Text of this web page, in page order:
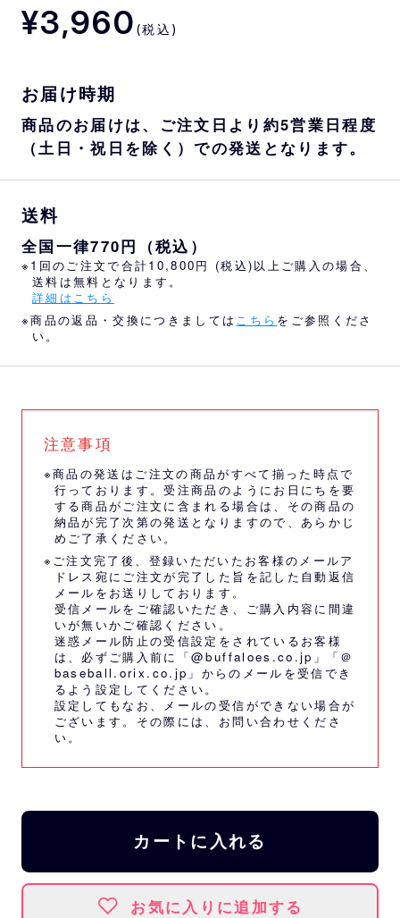
¥3,960 (税込)
お届け時期
商品のお届けは、ご注文日より約5営業日程度
（土日・祝日を除く）での発送となります。
送料
全国一律770円（税込）
※1回のご注文で合計10,800円 (税込)以上ご購入の場合、
送料は無料となります。
詳細はこちら
※商品の返品・交換につきましては こちら をご参照くださ
い。
注意事項
※商品の発送はご注文の商品がすべて揃った時点で
行っております。受注商品のようにお日にちを要
する商品がご注文に含まれる場合は、その商品の
納品が完了次第の発送となりますので、あらかじ
めご了承ください。
※ご注文完了後、登録いただいたお客様のメールア
ドレス宛にご注文が完了した旨を記した自動返信
メールをお送りしております。
受信メールをご確認いただき、ご購入内容に間違
いが無いかご確認ください。
迷惑メール防止の受信設定をされているお客様
は、必ずご購入前に「@buffaloes.co.jp」「＠
baseball.orix.co.jp」からのメールを受信でき
るよう設定してください。
設定してもなお、メールの受信ができない場合が
ございます。その際には、 お問い合わせくださ
い。
カートに入れる
お気に入りに追加する